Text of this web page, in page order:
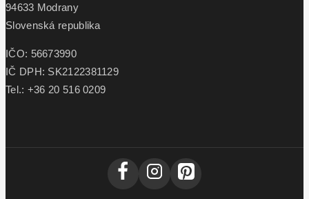
94633 Modrany
Slovenská republika
IČO: 56673990
IČ DPH: SK2122381129
Tel.: +36 20 516 0209